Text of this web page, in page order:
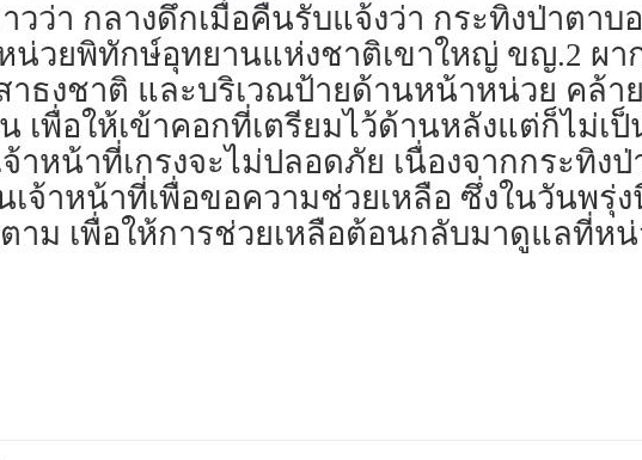
วว่า กลางดึกเมื่อคืนรับแจ้งว่า กระทิงป่าตาบ
หน่วยพิทักษ์อุทยานแห่งชาติเขาใหญ่ ขญ.2 ผ
าธงชาติ และบริเวณป้ายด้านหน้าหน่วย คล้า
เพื่อให้เข้าคอกที่เตรียมไว้ด้านหลังแต่ก็ไม่เ
จ้าหน้าที่เกรงจะไม่ปลอดภัย เนื่องจากกระทิง
จ้าหน้าที่เพื่อขอความช่วยเหลือ ซึ่งในวันพรุ่
าม เพื่อให้การช่วยเหลือต้อนกลับมาดูแลที่ห